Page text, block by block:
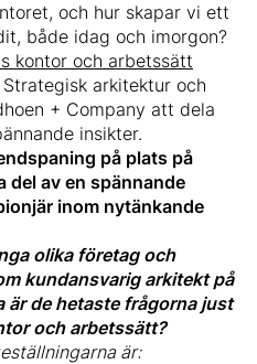
och hur skapar vi ett
både idag och imorgon?
kontor och arbetssätt
arkitektur och
+ Company att dela
insikter.
på plats på
del av en spännande
inom nytänkande
olika företag och
kundansvarig arkitekt på
är de hetaste frågorna just
och arbetssätt?
är: